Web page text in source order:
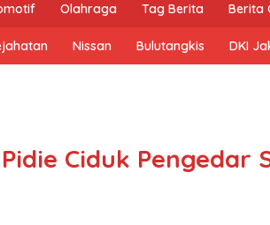
Olahraga Tag Berita Berita
Nissan Bulutangkis DKI
Ciduk Pengedar